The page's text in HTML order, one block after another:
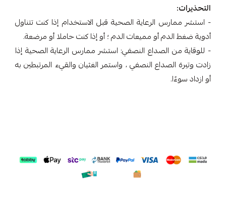
التحذيرات:
- استشر ممارس الرعاية الصحية قبل الاستخدام إذا كنت تتناول
أدوية ضغط الدم أو مميعات الدم ؛ أو إذا كنت حاملا أو مرضعة.
- للوقاية من الصداع النصفي: استشر ممارس الرعاية الصحية إذا
زادت وتيرة الصداع النصفي ، واستمر الغثيان والقيء المرتبطين به
أو ازداد سوءًا.